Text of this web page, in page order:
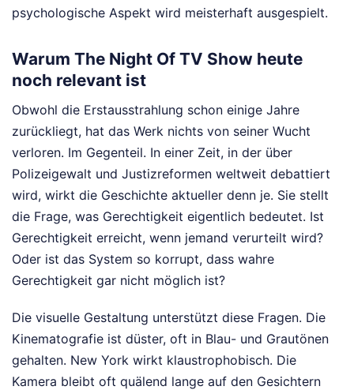
psychologische Aspekt wird meisterhaft ausgespielt.
Warum The Night Of TV Show heute
noch relevant ist
Obwohl die Erstausstrahlung schon einige Jahre
zurückliegt, hat das Werk nichts von seiner Wucht
verloren. Im Gegenteil. In einer Zeit, in der über
Polizeigewalt und Justizreformen weltweit debattiert
wird, wirkt die Geschichte aktueller denn je. Sie stellt
die Frage, was Gerechtigkeit eigentlich bedeutet. Ist
Gerechtigkeit erreicht, wenn jemand verurteilt wird?
Oder ist das System so korrupt, dass wahre
Gerechtigkeit gar nicht möglich ist?
Die visuelle Gestaltung unterstützt diese Fragen. Die
Kinematografie ist düster, oft in Blau- und Grautönen
gehalten. New York wirkt klaustrophobisch. Die
Kamera bleibt oft quälend lange auf den Gesichtern